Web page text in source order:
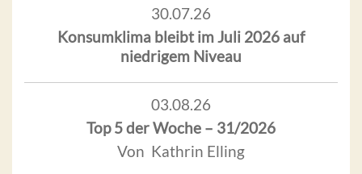
30.07.26
Konsumklima bleibt im Juli 2026 auf
niedrigem Niveau
03.08.26
Top 5 der Woche – 31/2026
Von Kathrin Elling